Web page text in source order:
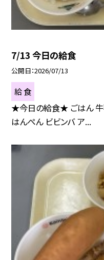
7/13 今日の給食
公開日 2026/07/13
給 食
★今日の給食★ ごはん 牛
はんぺん ビビンバ ア...